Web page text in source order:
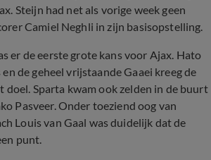
Steijn had net als vorige week geen
Camiel Neghli in zijn basisopstelling.
er de eerste grote kans voor Ajax. Hato
de geheel vrijstaande Gaaei kreeg de
doel. Sparta kwam ook zelden in de buurt
Pasveer. Onder toeziend oog van
Louis van Gaal was duidelijk dat de
punt.